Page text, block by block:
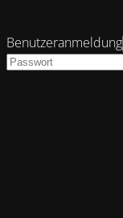
Benutzeranmeldung